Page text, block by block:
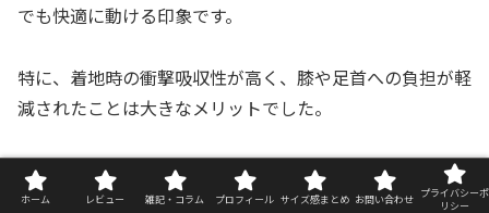
でも快適に動ける印象です。
特に、着地時の衝撃吸収性が高く、膝や足首への負担が軽
減されたことは大きなメリットでした。
総合評価
ホーム レビュー 雑記・コラム プロフィール サイズ感まとめ お問い合わせ プライバシーポ
リシー